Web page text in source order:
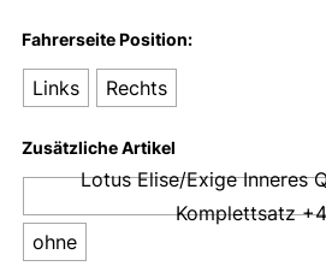
Fahrerseite Position:
Links Rechts
Zusätzliche Artikel
Lotus Elise/Exige Inneres
Komplettsatz
ohne